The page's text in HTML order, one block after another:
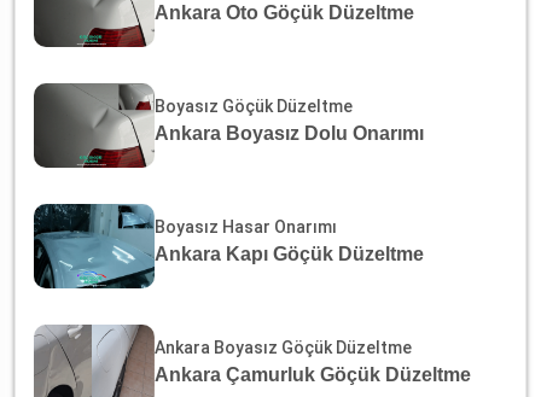
Ankara Oto Göçük Düzeltme
Boyasız Göçük Düzeltme
Ankara Boyasız Dolu Onarımı
Boyasız Hasar Onarımı
Ankara Kapı Göçük Düzeltme
Ankara Boyasız Göçük Düzeltme
Ankara Çamurluk Göçük Düzeltme